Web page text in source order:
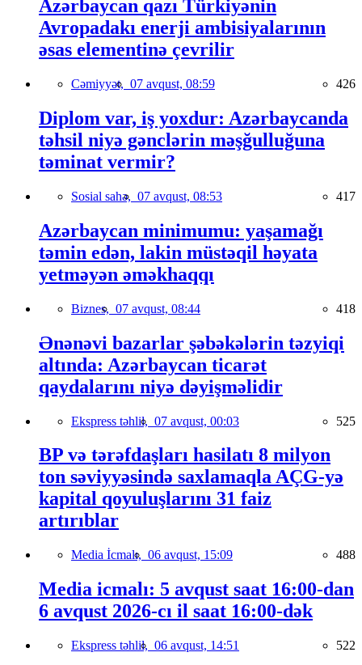
Azərbaycan qazı Türkiyənin
Avropadakı enerji ambisiyalarının
əsas elementinə çevrilir
Cəmiyyət, 07 avqust, 08:59 426
Diplom var, iş yoxdur: Azərbaycanda
təhsil niyə gənclərin məşğulluğuna
təminat vermir?
Sosial sahə, 07 avqust, 08:53 417
Azərbaycan minimumu: yaşamağı
təmin edən, lakin müstəqil həyata
yetməyən əməkhaqqı
Biznes, 07 avqust, 08:44 418
Ənənəvi bazarlar şəbəkələrin təzyiqi
altında: Azərbaycan ticarət
qaydalarını niyə dəyişməlidir
Ekspress təhlil, 07 avqust, 00:03 525
BP və tərəfdaşları hasilatı 8 milyon
ton səviyyəsində saxlamaqla AÇG-yə
kapital qoyuluşlarını 31 faiz
artırıblar
Media İcmalı, 06 avqust, 15:09 488
Media icmalı: 5 avqust saat 16:00-dan
6 avqust 2026-cı il saat 16:00-dək
Ekspress təhlil, 06 avqust, 14:51 522